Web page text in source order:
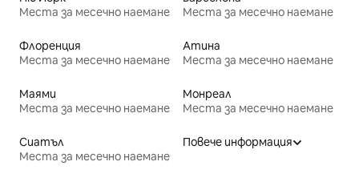
Места за месечно наемане
Места за месечно наемане
Флоренция
Места за месечно наемане
Атина
Места за месечно наемане
Маями
Места за месечно наемане
Монреал
Места за месечно наемане
Сиатъл
Места за месечно наемане
Повече информация